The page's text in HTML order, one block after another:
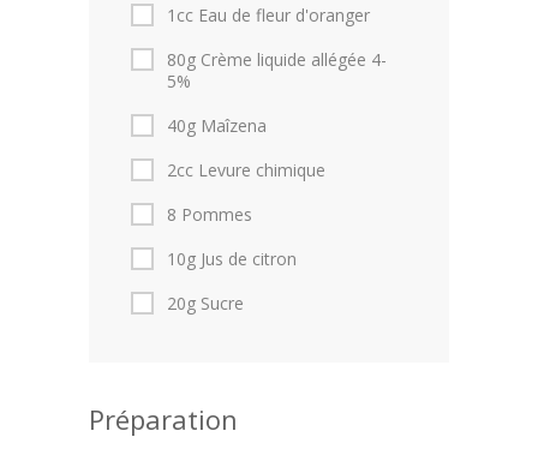
1cc Eau de fleur d'oranger
80g Crème liquide allégée 4-
5%
40g Maîzena
2cc Levure chimique
8 Pommes
10g Jus de citron
20g Sucre
Préparation